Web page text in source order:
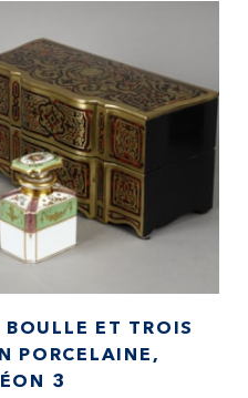
BOULLE ET TROIS
PORCELAINE,
3